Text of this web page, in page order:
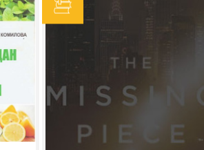
Author:
Г.М.
Yili:
2020
Как известно,